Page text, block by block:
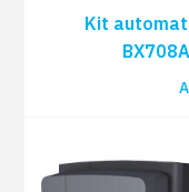
001AF43S
Set de 2
Kit